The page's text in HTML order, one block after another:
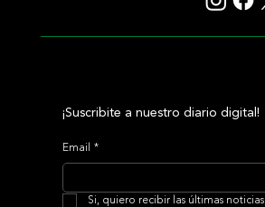
¡Suscribite a nuestro diario digital!
Email *
Si, quiero recibir las últimas noticias